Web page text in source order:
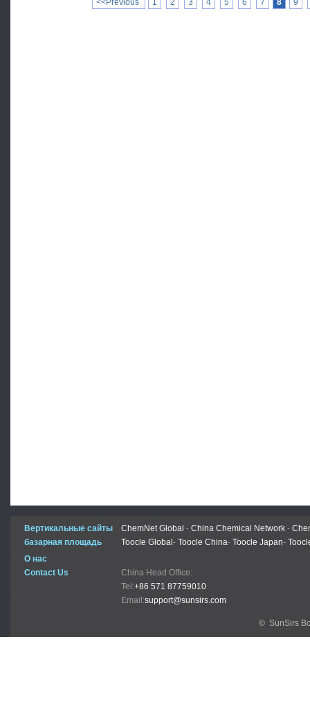
<<Previous 1 2 3 4 5 6 7 8 9
Вертикальные сайты ChemNet Global - China Chemical Network -
базарная площадь
Toocle Global - Toocle China- Toocle Japan-
О нас
Contact Us
China Head Office:
Tel:+86 571 87759010
Email:support@sunsirs.com
© SunSirs